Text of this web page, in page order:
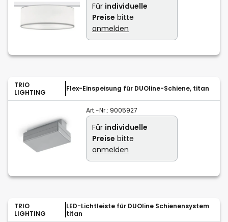
Für individuelle
Preise bitte
anmelden
TRIO
LIGHTING
Flex-Einspeisung für DUOline-Schiene, titan
Art.-Nr.: 9005927
Für individuelle
Preise bitte
anmelden
TRIO
LIGHTING
LED-Lichtleiste für DUOline Schienensystem
titan